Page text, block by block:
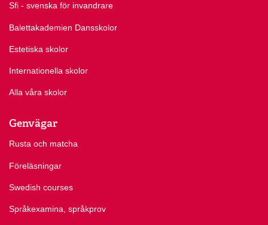
Sfi - svenska för invandrare
Balettakademien Dansskolor
Estetiska skolor
Internationella skolor
Alla våra skolor
Genvägar
Rusta och matcha
Föreläsningar
Swedish courses
Språkexamina, språkprov